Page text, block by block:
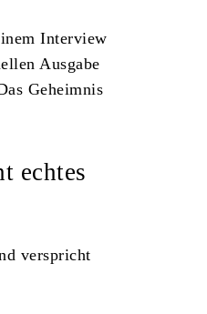
Interview
Ausgabe
Geheimnis
echtes
verspricht